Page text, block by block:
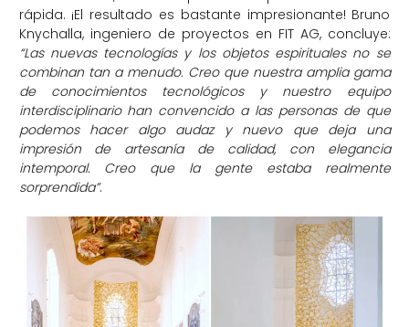
rápida. ¡El resultado es bastante impresionante! Bruno
Knychalla, ingeniero de proyectos en FIT AG, concluye:
“Las nuevas tecnologías y los objetos espirituales no se
combinan tan a menudo. Creo que nuestra amplia gama
de conocimientos tecnológicos y nuestro equipo
interdisciplinario han convencido a las personas de que
podemos hacer algo audaz y nuevo que deja una
impresión de artesanía de calidad, con elegancia
intemporal. Creo que la gente estaba realmente
sorprendida”.